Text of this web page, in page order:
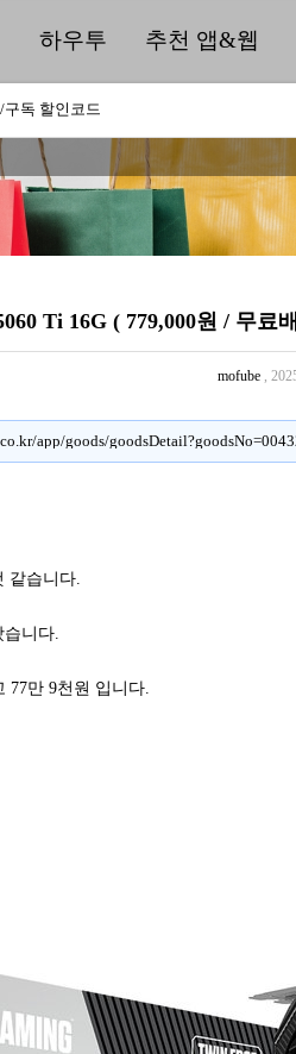
하우투 추천 앱&웹
구독 할인코드
Ti 16G ( 779,000원 / 무료
mofube ,
app/goods/
같습니다.
니다.
77만 9천원 입니다.